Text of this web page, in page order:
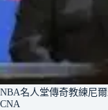
NBA名人堂傳奇教練尼
CNA